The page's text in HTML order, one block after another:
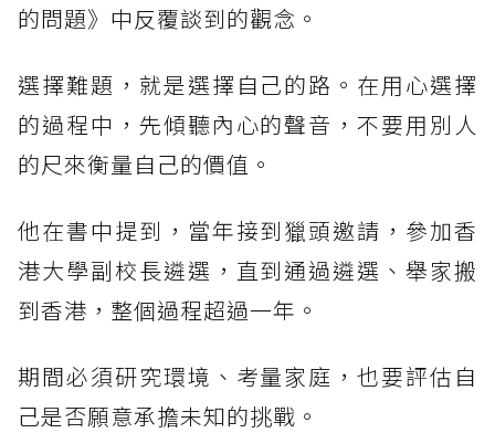
的問題》中反覆談到的觀念。
選擇難題，就是選擇自己的路。在用心選擇
的過程中，先傾聽內心的聲音，不要用別人
的尺來衡量自己的價值。
他在書中提到，當年接到獵頭邀請，參加香
港大學副校長遴選，直到通過遴選、舉家搬
到香港，整個過程超過一年。
期間必須研究環境、考量家庭，也要評估自
己是否願意承擔未知的挑戰。